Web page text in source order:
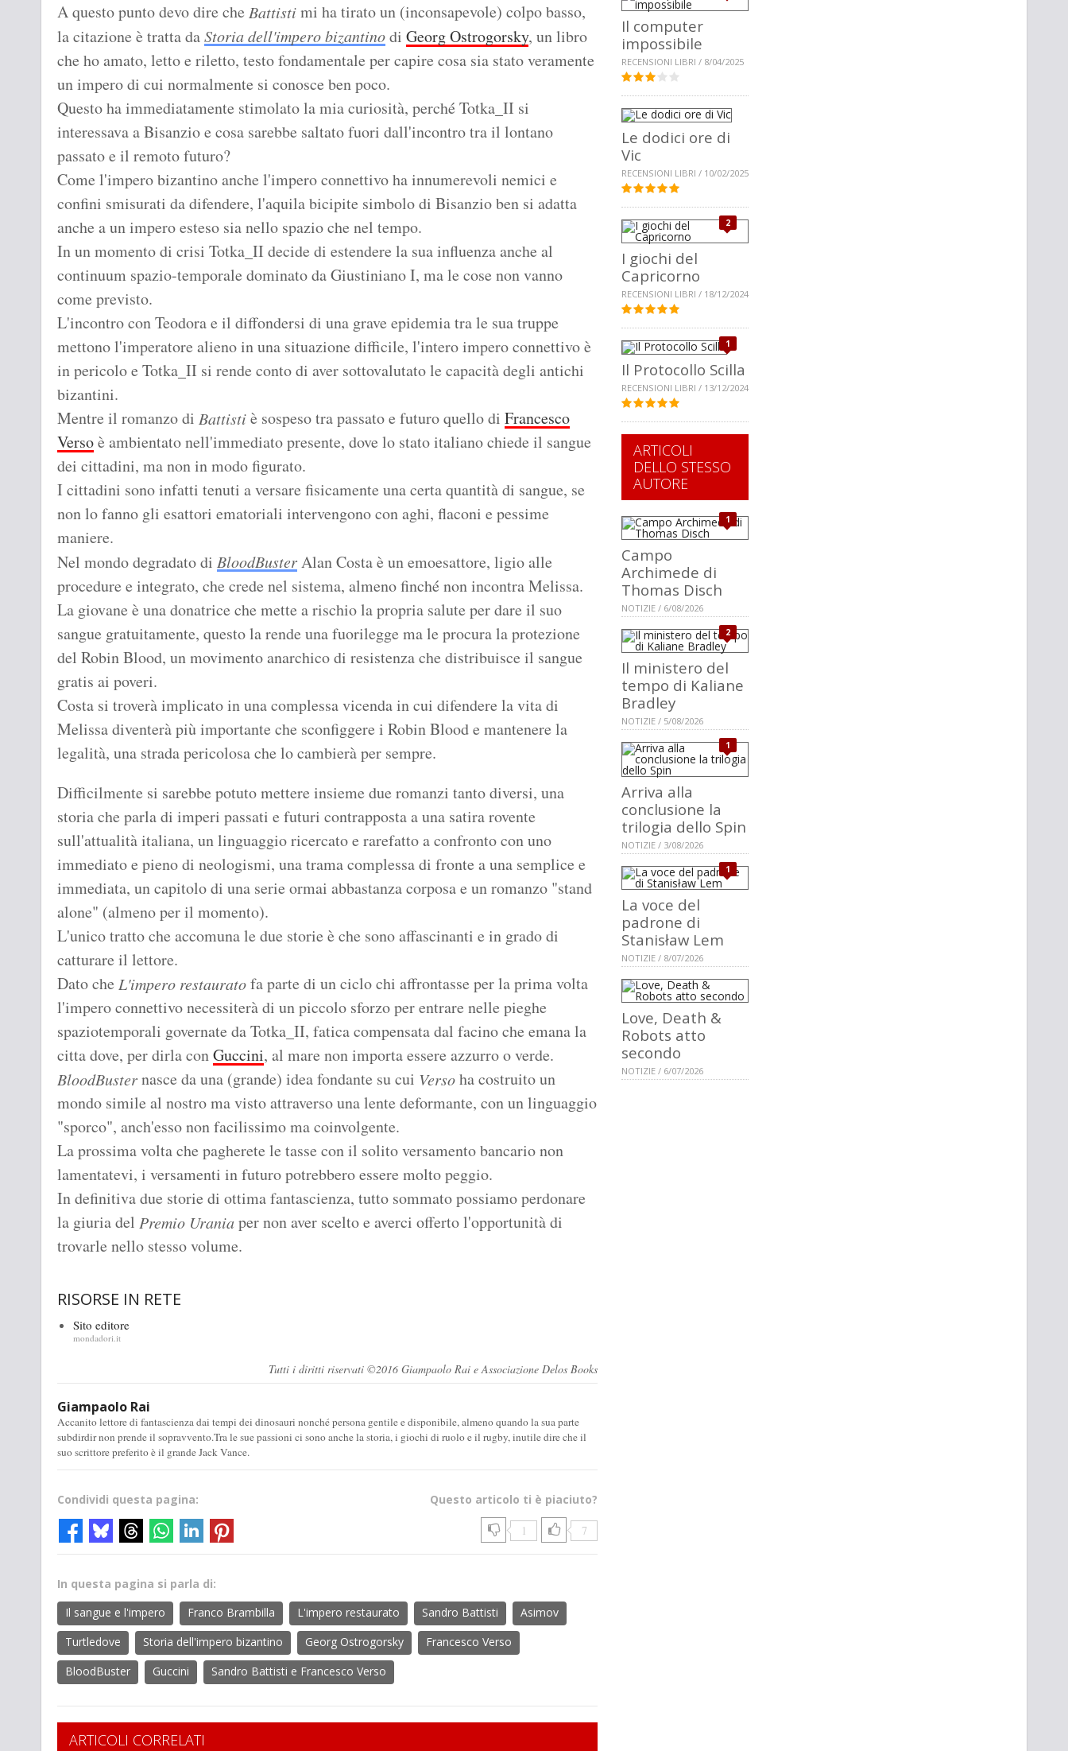
A questo punto devo dire che Battistimi ha tirato un (inconsapevole) colpo basso,
la citazione è tratta daStoria dell'impero bizantinodi Georg Ostrogorsky, un libro
che ho amato, letto e riletto, testo fondamentale per capire cosa sia stato veramente
un impero di cui normalmente si conosce ben poco.
Questo ha immediatamente stimolato la mia curiosità, perché Totka_II si
interessava a Bisanzio e cosa sarebbe saltato fuori dall'incontro tra il lontano
passato e il remoto futuro?
Come l'impero bizantino anche l'impero connettivo ha innumerevoli nemici e
confini smisurati da difendere, l'aquila bicipite simbolo di Bisanzio ben si adatta
anche a un impero esteso sia nello spazio che nel tempo.
In un momento di crisi Totka_II decide di estendere la sua influenza anche al
continuum spazio-temporale dominato da Giustiniano I, ma le cose non vanno
come previsto.
L'incontro con Teodora e il diffondersi di una grave epidemia tra le sua truppe
mettono l'imperatore alieno in una situazione difficile, l'intero impero connettivo è
in pericolo e Totka_II si rende conto di aver sottovalutato le capacità degli antichi
bizantini.
Mentre il romanzo di Battistiè sospeso tra passato e futuro quello di Francesco
Versoè ambientato nell'immediato presente, dove lo stato italiano chiede il sangue
dei cittadini, ma non in modo figurato.
I cittadini sono infatti tenuti a versare fisicamente una certa quantità di sangue, se
non lo fanno gli esattori ematoriali intervengono con aghi, flaconi e pessime
maniere.
Nel mondo degradato di BloodBusterAlan Costa è un emoesattore, ligio alle
procedure e integrato, che crede nel sistema, almeno finché non incontra Melissa.
La giovane è una donatrice che mette a rischio la propria salute per dare il suo
sangue gratuitamente, questo la rende una fuorilegge ma le procura la protezione
del Robin Blood, un movimento anarchico di resistenza che distribuisce il sangue
gratis ai poveri.
Costa si troverà implicato in una complessa vicenda in cui difendere la vita di
Melissa diventerà più importante che sconfiggere i Robin Blood e mantenere la
legalità, una strada pericolosa che lo cambierà per sempre.
Difficilmente si sarebbe potuto mettere insieme due romanzi tanto diversi, una
storia che parla di imperi passati e futuri contrapposta a una satira rovente
sull'attualità italiana, un linguaggio ricercato e rarefatto a confronto con uno
immediato e pieno di neologismi, una trama complessa di fronte a una semplice e
immediata, un capitolo di una serie ormai abbastanza corposa e un romanzo "stand
alone" (almeno per il momento).
L'unico tratto che accomuna le due storie è che sono affascinanti e in grado di
catturare il lettore.
Dato che L'impero restauratofa parte di un ciclo chi affrontasse per la prima volta
l'impero connettivo necessiterà di un piccolo sforzo per entrare nelle pieghe
spaziotemporali governate da Totka_II, fatica compensata dal facino che emana la
citta dove, per dirla conGuccini, al mare non importa essere azzurro o verde.
BloodBusternasce da una (grande) idea fondante su cui Versoha costruito un
mondo simile al nostro ma visto attraverso una lente deformante, con un linguaggio
"sporco", anch'esso non facilissimo ma coinvolgente.
La prossima volta che pagherete le tasse con il solito versamento bancario non
lamentatevi, i versamenti in futuro potrebbero essere molto peggio.
In definitiva due storie di ottima fantascienza, tutto sommato possiamo perdonare
la giuria del Premio Uraniaper non aver scelto e averci offerto l'opportunità di
trovarle nello stesso volume.
RISORSE IN RETE
Sito editore
mondadori.it
Tutti i diritti riservati ©2016 Giampaolo Rai e Associazione Delos Books
Giampaolo Rai
Accanito lettore di fantascienza dai tempi dei dinosauri nonché persona gentile e disponibile, almeno quando la sua parte
subdirdir non prende il sopravvento.Tra le sue passioni ci sono anche la storia, i giochi di ruolo e il rugby, inutile dire che il
suo scrittore preferito è il grande Jack Vance.
Questo articolo ti è piaciuto?
1 7
Condividi questa pagina:
In questa pagina si parla di:
Il sangue e l'impero
Franco Brambilla L'impero restaurato Sandro Battisti
Asimov
Turtledove
Storia dell'impero bizantino Georg Ostrogorsky
Francesco Verso
BloodBuster
Guccini Sandro Battisti e Francesco Verso
ARTICOLI CORRELATI
Il computer
impossibile
RECENSIONI LIBRI / 8/04/2025
Le dodici ore di
Vic
RECENSIONI LIBRI / 10/02/2025
2
I giochi del
Capricorno
RECENSIONI LIBRI / 18/12/2024
1
Il Protocollo Scilla
RECENSIONI LIBRI / 13/12/2024
ARTICOLI
DELLO STESSO
AUTORE
1
Campo
Archimede di
Thomas Disch
NOTIZIE / 6/08/2026
2
Il ministero del
tempo di Kaliane
Bradley
NOTIZIE / 5/08/2026
1
Arriva alla
conclusione la
trilogia dello Spin
NOTIZIE / 3/08/2026
1
La voce del
padrone di
Stanisław Lem
NOTIZIE / 8/07/2026
Love, Death &
Robots atto
secondo
NOTIZIE / 6/07/2026